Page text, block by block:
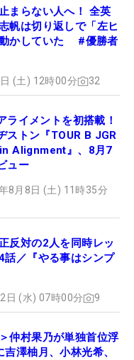
まらない人へ！ 全英
帆は切り返しで「左ヒ
かしていた #優勝者
(土) 12時00分 32
ライメントを初搭載！
ストン『TOUR B JGR
Alignment』、8月7
ュー
8月8日 (土) 11時35分
反対の2人を同時レッ
話／『やる事はシンプ
日 (水) 07時00分 9
仲村果乃が単独首位浮
澤柚月、小林光希、